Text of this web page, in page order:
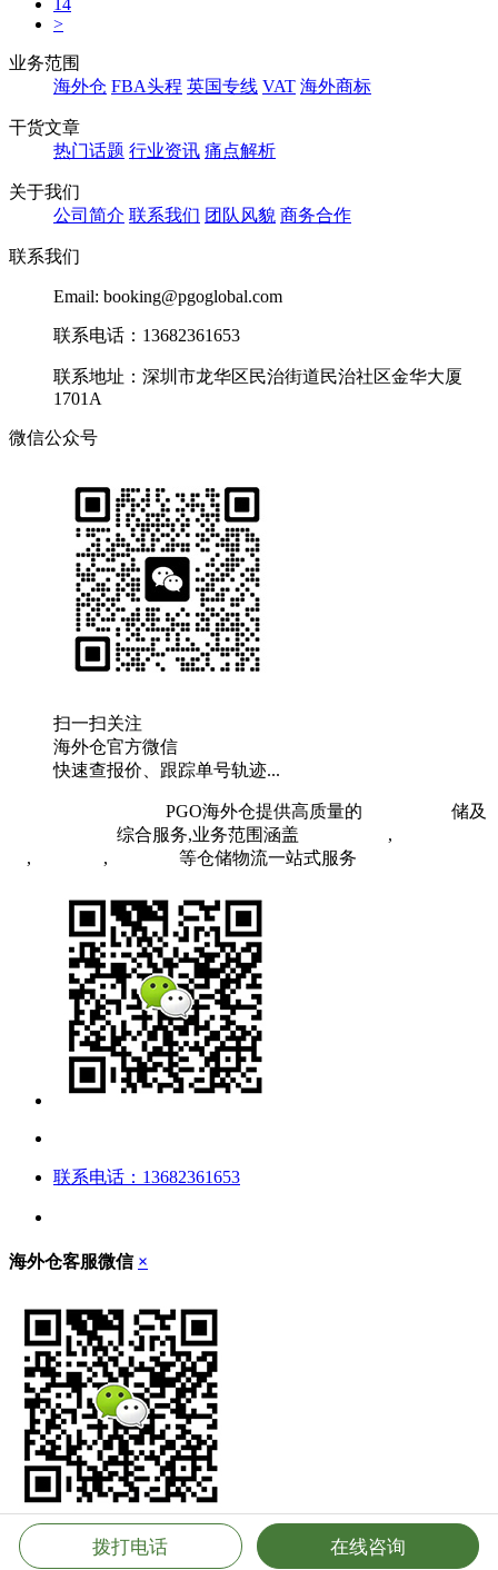
>
业务范围
海外仓 FBA头程 英国专线 VAT 海外商标
干货文章
热门话题 行业资讯 痛点解析
关于我们
公司简介 联系我们 团队风貌 商务合作
联系我们
Email: booking@pgoglobal.com
联系电话：13682361653
联系地址：深圳市龙华区民治街道民治社区金华大厦
1701A
微信公众号
扫一扫关注
海外仓官方微信
快速查报价、跟踪单号轨迹...
PGO海外仓提供高质量的
储及
综合服务,业务范围涵盖 ,
, , 等仓储物流一站式服务
联系电话：13682361653
海外仓客服微信 ×
立即扫描，添加客服微信
拨打电话 在线咨询